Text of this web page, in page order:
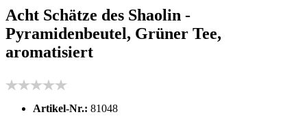
Acht Schätze des Shaolin -
Pyramidenbeutel, Grüner Tee,
aromatisiert
Artikel-Nr.: 81048